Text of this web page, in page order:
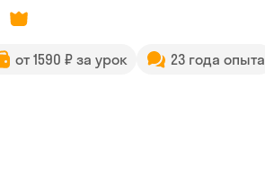
от 1590 ₽ за урок 23 года опыта